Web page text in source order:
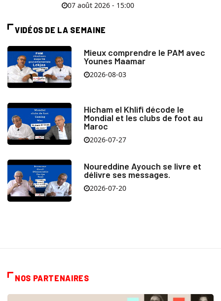
07 août 2026 - 15:00
VIDÉOS DE LA SEMAINE
Mieux comprendre le PAM avec
Younes Maamar
2026-08-03
Hicham el Khlifi décode le
Mondial et les clubs de foot au
Maroc
2026-07-27
Noureddine Ayouch se livre et
délivre ses messages.
2026-07-20
NOS PARTENAIRES